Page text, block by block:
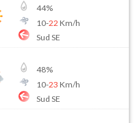
44%
10-22 Km/h
Sud SE
48%
10-23 Km/h
Sud SE